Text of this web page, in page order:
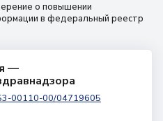
о повышении
в федеральный реестр
—
00110-00/04719605